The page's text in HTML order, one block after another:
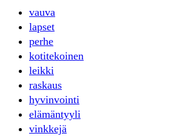
vauva
lapset
perhe
kotitekoinen
leikki
raskaus
hyvinvointi
elämäntyyli
vinkkejä